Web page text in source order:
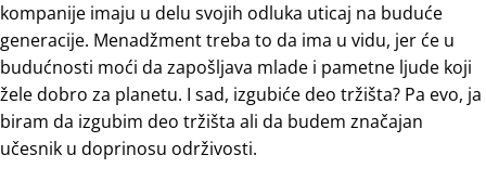
kompanije imaju u delu svojih odluka uticaj na buduće
generacije. Menadžment treba to da ima u vidu, jer će u
budućnosti moći da zapošljava mlade i pametne ljude koji
žele dobro za planetu. I sad, izgubiće deo tržišta? Pa evo, ja
biram da izgubim deo tržišta ali da budem značajan
učesnik u doprinosu održivosti.